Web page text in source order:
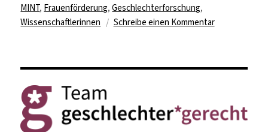
am
MINT, Frauenförderung,Geschlechterforschung,
Wissenschaftlerinnen
Schreibe einen Kommentarzu